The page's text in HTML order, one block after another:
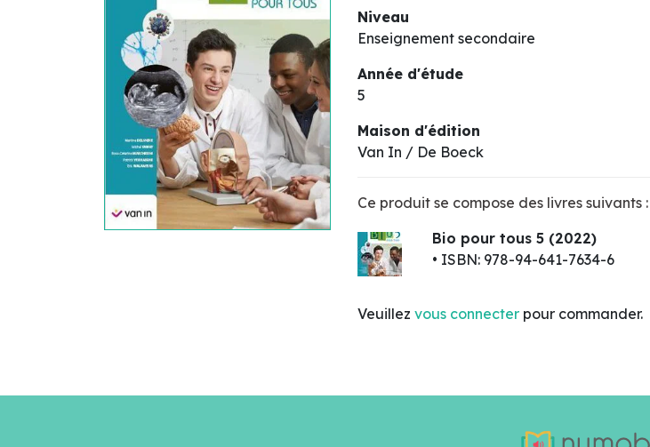
Niveau
Enseignement secondaire
Année d'étude
5
Maison d'édition
Van In / De Boeck
Ce produit se compose des livres suivants :
Bio pour tous 5 (2022)
• ISBN: 978-94-641-7634-6
Veuillez vous connecter pour commander.